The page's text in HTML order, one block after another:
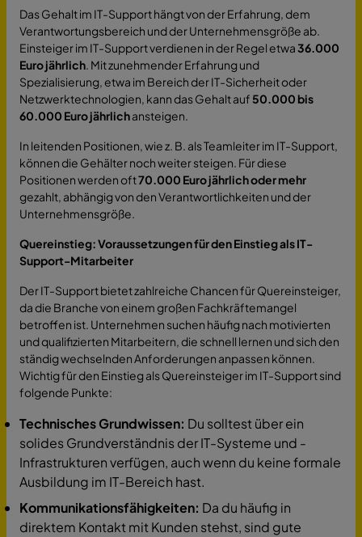
Das Gehalt im IT-Support hängt von der Erfahrung, dem
Verantwortungsbereich und der Unternehmensgröße ab.
Einsteiger im IT-Support verdienen in der Regel etwa36.000
Euro jährlich. Mit zunehmender Erfahrung und
Spezialisierung, etwa im Bereich der IT-Sicherheit oder
Netzwerktechnologien, kann das Gehalt auf 50.000 bis
60.000 Euro jährlichansteigen.
In leitenden Positionen, wie z. B. als Teamleiter im IT-Support,
können die Gehälter noch weiter steigen. Für diese
Positionen werden oft70.000 Euro jährlich oder mehr
gezahlt, abhängig von den Verantwortlichkeiten und der
Unternehmensgröße.
Quereinstieg: Voraussetzungen für den Einstieg als IT-
Support-Mitarbeiter
Der IT-Support bietet zahlreiche Chancen für Quereinsteiger,
da die Branche von einem großen Fachkräftemangel
betroffen ist. Unternehmen suchen häufig nach motivierten
und qualifizierten Mitarbeitern, die schnell lernen und sich den
ständig wechselnden Anforderungen anpassen können.
Wichtig für den Einstieg als Quereinsteiger im IT-Support sind
folgende Punkte:
Technisches Grundwissen: Du solltest über ein
solides Grundverständnis der IT-Systeme und -
Infrastrukturen verfügen, auch wenn du keine formale
Ausbildung im IT-Bereich hast.
Kommunikationsfähigkeiten: Da du häufig in
direktem Kontakt mit Kunden stehst, sind gute